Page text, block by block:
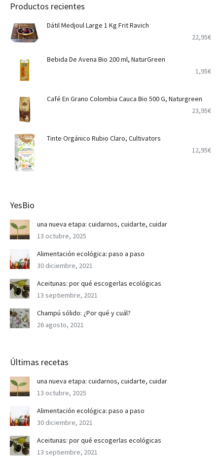
Productos recientes
Dátil Medjoul Large 1 Kg Frit Ravich
22,95€
Bebida De Avena Bio 200 ml, NaturGreen
1,95€
Café En Grano Colombia Cauca Bio 500 G, Naturgreen
23,95€
Tinte Orgánico Rubio Claro, Cultivators
12,95€
YesBio
una nueva etapa: cuidarnos, cuidarte, cuidar
13 octubre, 2025
Alimentación ecológica: paso a paso
30 diciembre, 2021
Aceitunas: por qué escogerlas ecológicas
13 septiembre, 2021
Champú sólido: ¿Por qué y cuál?
26 agosto, 2021
Últimas recetas
una nueva etapa: cuidarnos, cuidarte, cuidar
13 octubre, 2025
Alimentación ecológica: paso a paso
30 diciembre, 2021
Aceitunas: por qué escogerlas ecológicas
13 septiembre, 2021